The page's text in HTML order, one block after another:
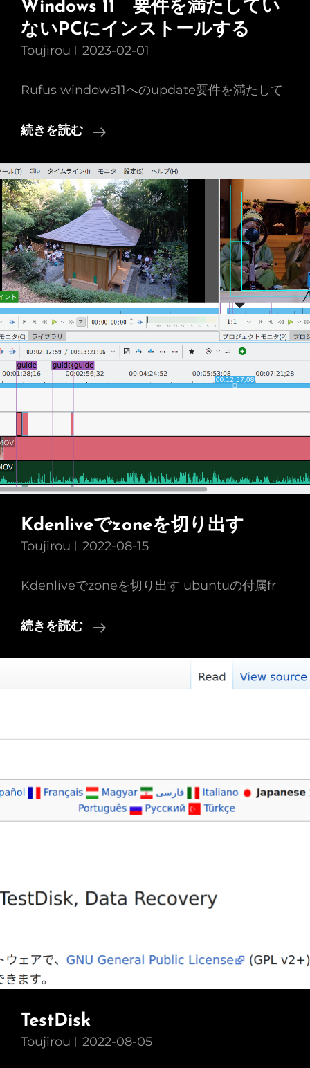
表
示
し
み
Windows 11 要件を満たしてい
ないPCにインストールする
Toujirou 2023-02-01
Rufus windows11へのupdate要件を満たして
続きを読む
Windows
要
件
を
満
た
し
て
い
PC
ス
ト
ル
す
Kdenliveでzoneを切り出す
Toujirou 2022-08-15
Kdenliveでzoneを切り出す ubuntuの付属fr
続きを読む
Kdenlive
を
TestDisk
Toujirou 2022-08-05